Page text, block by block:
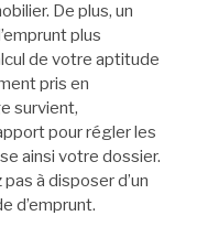
De plus, un
plus
de votre aptitude
pris en
survient,
pour régler les
ainsi votre dossier.
à disposer d’un
d’emprunt.